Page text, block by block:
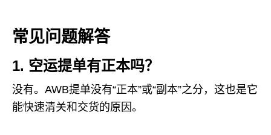
常见问题解答
1. 空运提单有正本吗？
没有。AWB提单没有“正本”或“副本”之分，这也是它
能快速清关和交货的原因。